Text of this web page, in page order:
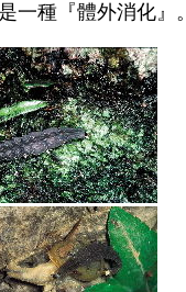
一種『體外消化』。